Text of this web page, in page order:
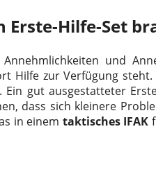
Hilfe-Set
und
Hilfe zur Verfügung
gut ausgestatteter
dass sich kleinere
in einem taktisches IFAK